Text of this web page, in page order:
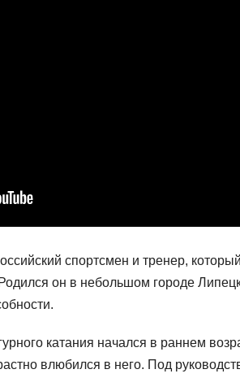
спортсмен и тренер,
он в небольшом городе
катания начался в раннем
влюбился в него. Под